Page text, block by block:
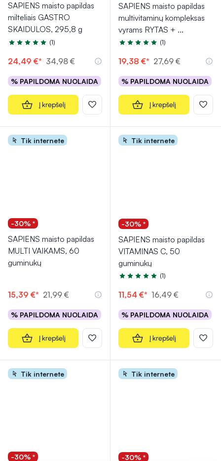
SAPIENS maisto papildas
milteliais GASTRO
SKAIDULOS, 295,8 g
Įvertinimas 5.0 iš 5
(1)
24,49 €* 34,98 €
% PAPILDOMA NUOLAIDA
Į krepšelį
SAPIENS maisto papildas
multivitaminų kompleksas
vyrams RYTAS + ...
Įvertinimas 5.0 iš 5
(1)
19,38 €* 27,69 €
% PAPILDOMA NUOLAIDA
Į krepšelį
Tik internete
-30% *
SAPIENS maisto papildas
MULTI VAIKAMS, 60
guminukų
15,39 €* 21,99 €
% PAPILDOMA NUOLAIDA
Į krepšelį
Tik internete
-30% *
SAPIENS maisto papildas
VITAMINAS C, 50
guminukų
Įvertinimas 5.0 iš 5
(1)
11,54 €* 16,49 €
% PAPILDOMA NUOLAIDA
Į krepšelį
Tik internete
-30% *
Tik internete
-30% *